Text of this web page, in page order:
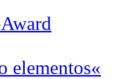
elementos«